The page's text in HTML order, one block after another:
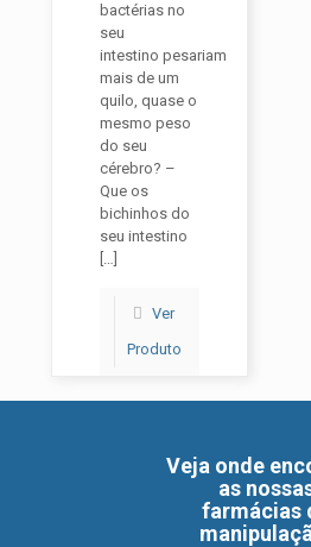
bactérias no
seu
intestino pesariam
mais de um
quilo, quase o
mesmo peso
do seu
cérebro? –
Que os
bichinhos do
seu intestino
[…]
Ver
Produto
Veja onde
as
farmácias